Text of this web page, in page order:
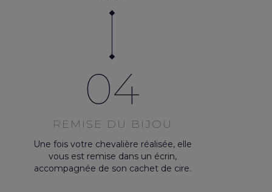
04
REMISE DU BIJOU
Une fois votre chevalière réalisée, elle
vous est remise dans un écrin,
accompagnée de son cachet de cire.